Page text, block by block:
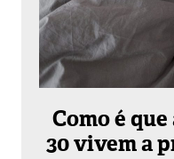
Como é
30 vivem a